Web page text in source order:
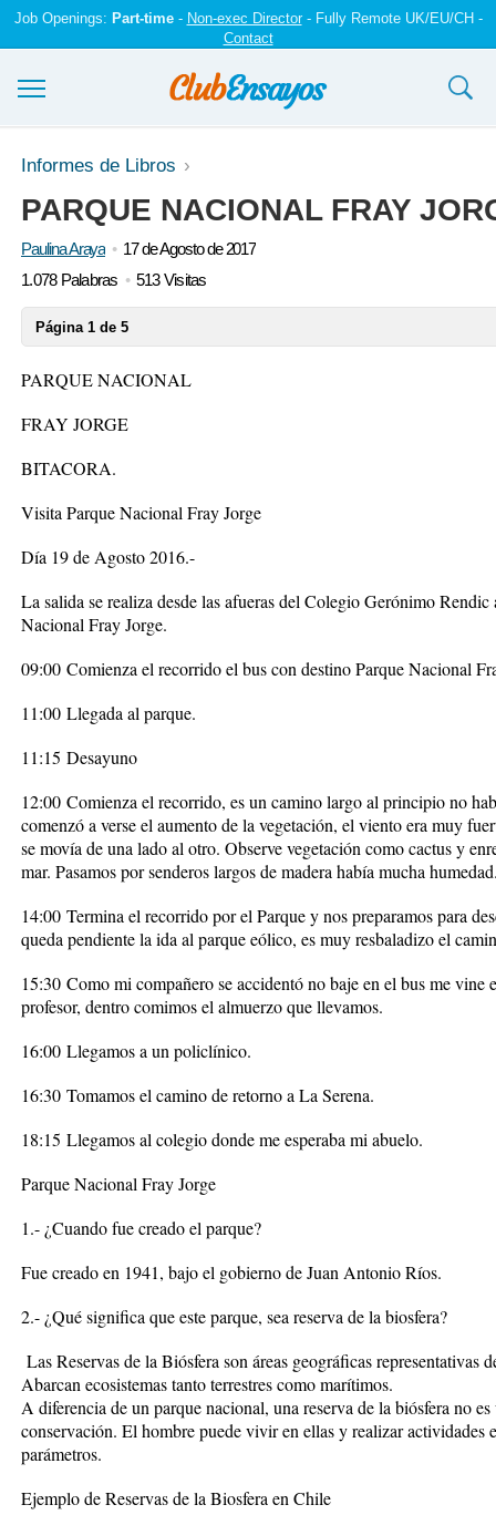
Job Openings: Part-time- Non-exec Director- Fully Remote UK/EU/CH -
Contact
Ensayos y trabajos
Registrarse
Iniciar sesión
Informes de Libros
PARQUE NACIONAL FRAY
Paulina Araya
17 de Agosto de 2017
1.078 Palabras
513 Visitas
Página 1 de 5
PARQUE NACIONAL
FRAY JORGE
BITACORA.
Visita Parque Nacional Fray Jorge
Día 19 de Agosto 2016.-
La salida se realiza desde las afueras del Colegio Gerónimo
Nacional Fray Jorge.
09:00 Comienza el recorrido el bus con destino Parque Nacional
11:00 Llegada al parque.
11:15 Desayuno
12:00 Comienza el recorrido, es un camino largo al principio no
comenzó a verse el aumento de la vegetación, el viento era muy
se movía de una lado al otro. Observe vegetación como cactus y
mar. Pasamos por senderos largos de madera había mucha
14:00 Termina el recorrido por el Parque y nos preparamos para
queda pendiente la ida al parque eólico, es muy resbaladizo el
15:30 Como mi compañero se accidentó no baje en el bus me
profesor, dentro comimos el almuerzo que llevamos.
16:00 Llegamos a un policlínico.
16:30 Tomamos el camino de retorno a La Serena.
18:15 Llegamos al colegio donde me esperaba mi abuelo.
Parque Nacional Fray Jorge
1.- ¿Cuando fue creado el parque?
Fue creado en 1941, bajo el gobierno de Juan Antonio Ríos.
2.- ¿Qué significa que este parque, sea reserva de la biosfera?
Las Reservas de la Biósfera son áreas geográficas representativas
Abarcan ecosistemas tanto terrestres como marítimos.
A diferencia de un parque nacional, una reserva de la biósfera no
conservación. El hombre puede vivir en ellas y realizar actividades
parámetros.
Ejemplo de Reservas de la Biosfera en Chile